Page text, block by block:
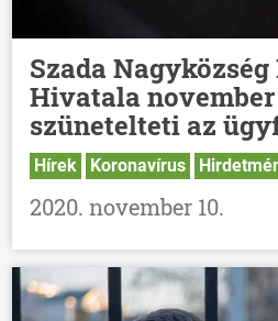
Szada
Hivatala
szünetelteti az
Hírek Koronavírus
2020. november 10.